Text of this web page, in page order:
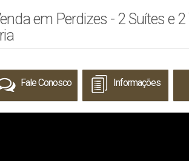
em Perdizes - 2 Suítes e
Fale Conosco Informações